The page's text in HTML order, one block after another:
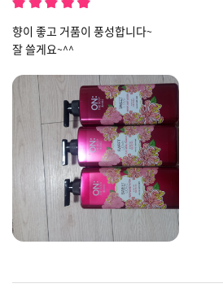
향이 좋고 거품이 풍성합니다~
잘 쓸게요~^^